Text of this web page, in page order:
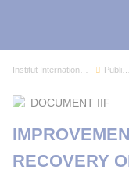
Publications
DOCUMENT IIF
RECOVERY